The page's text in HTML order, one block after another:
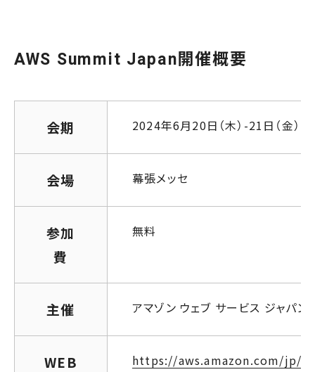
AWS Summit Japan開催概要
会期 2024年6月20日（木）-21日（金）
会場 幕張メッセ
参加
費
無料
主催 アマゾン ウェブ サービス ジャパ
WEB
https://aws.amazon.com/jp/